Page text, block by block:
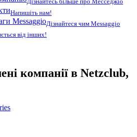
Дізнайтесь більше про Месседжіо
Напишіть нам!
MessaggioДізнайтеся чим Messaggio
від інших!
компанії в Netzclub,